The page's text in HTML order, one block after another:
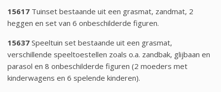
15617 Tuinset bestaande uit een grasmat, zandmat, 2
heggen en set van 6 onbeschilderde figuren.
15637 Speeltuin set bestaande uit een grasmat,
verschillende speeltoestellen zoals o.a. zandbak, glijbaan en
parasol en 8 onbeschilderde figuren (2 moeders met
kinderwagens en 6 spelende kinderen).